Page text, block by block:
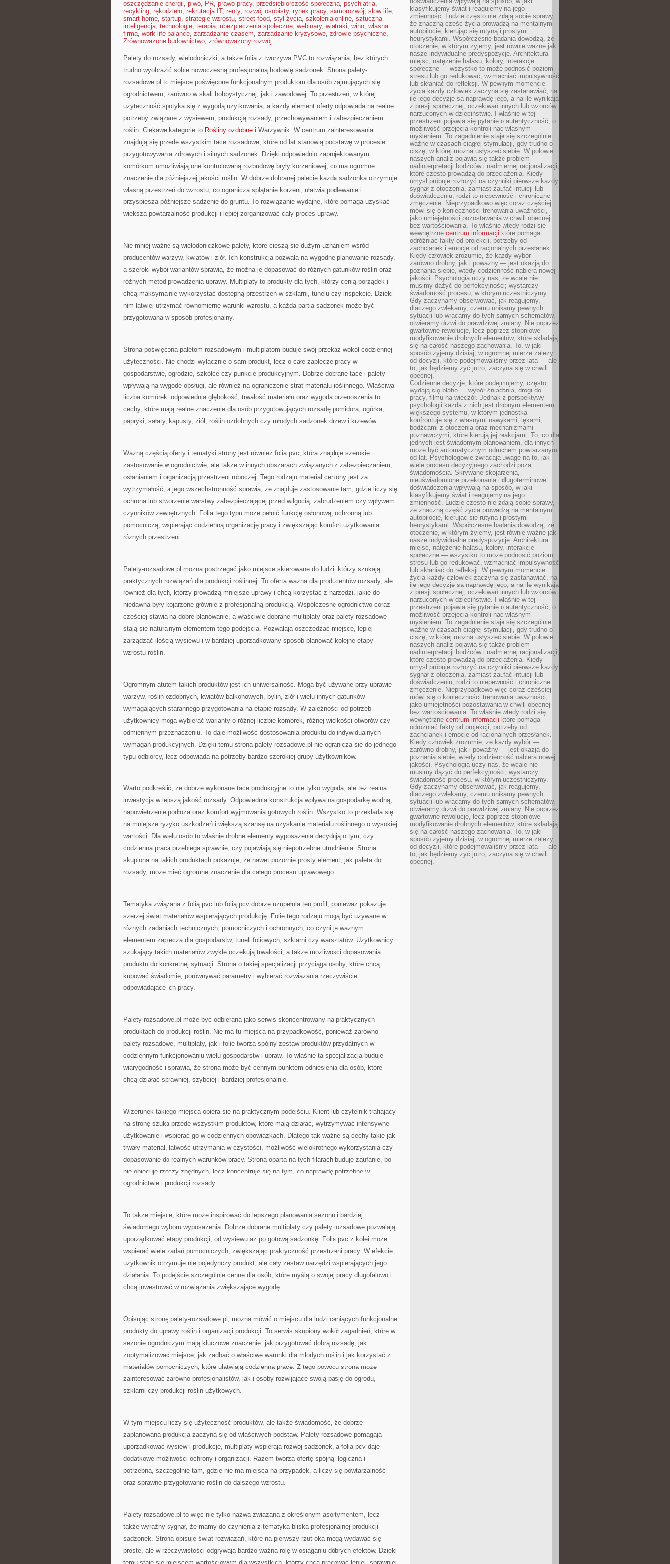
oszczędzanie energii, piwo, PR, prawo pracy, przedsiębiorczość społeczna, psychiatria,
recykling, rękodzieło, rekrutacja IT, renty, rozwój osobisty, rynek pracy, samorozwój, slow life,
smart home, startup, strategie wzrostu, street food, styl życia, szkolenia online, sztuczna
inteligencja, technologie, terapia, ubezpieczenia społeczne, webinary, wiatraki, wino, własna
firma, work-life balance, zarządzanie czasem, zarządzanie kryzysowe, zdrowie psychiczne,
Zrównoważone budownictwo, zrównoważony rozwój
Palety do rozsady, wielodoniczki, a także folia z tworzywa PVC to rozwiązania, bez których
trudno wyobrazić sobie nowoczesną profesjonalną hodowlę sadzonek. Strona palety-
rozsadowe.pl to miejsce poświęcone funkcjonalnym produktom dla osób zajmujących się
ogrodnictwem, zarówno w skali hobbystycznej, jak i zawodowej. To przestrzeń, w której
użyteczność spotyka się z wygodą użytkowania, a każdy element oferty odpowiada na realne
potrzeby związane z wysiewem, produkcją rozsady, przechowywaniem i zabezpieczaniem
roślin. Ciekawe kategorie to Rośliny ozdobne i Warzywnik. W centrum zainteresowania
znajdują się przede wszystkim tace rozsadowe, które od lat stanowią podstawę w procesie
przygotowywania zdrowych i silnych sadzonek. Dzięki odpowiednio zaprojektowanym
komórkom umożliwiają one kontrolowaną rozbudowę bryły korzeniowej, co ma ogromne
znaczenie dla późniejszej jakości roślin. W dobrze dobranej palecie każda sadzonka otrzymuje
własną przestrzeń do wzrostu, co ogranicza splątanie korzeni, ułatwia podlewanie i
przyspiesza późniejsze sadzenie do gruntu. To rozwiązanie wydajne, które pomaga uzyskać
większą powtarzalność produkcji i lepiej zorganizować cały proces uprawy.
Nie mniej ważne są wielodoniczkowe palety, które cieszą się dużym uznaniem wśród
producentów warzyw, kwiatów i ziół. Ich konstrukcja pozwala na wygodne planowanie rozsady,
a szeroki wybór wariantów sprawia, że można je dopasować do różnych gatunków roślin oraz
różnych metod prowadzenia uprawy. Multiplaty to produkty dla tych, którzy cenią porządek i
chcą maksymalnie wykorzystać dostępną przestrzeń w szklarni, tunelu czy inspekcie. Dzięki
nim łatwiej utrzymać równomierne warunki wzrostu, a każda partia sadzonek może być
przygotowana w sposób profesjonalny.
Strona poświęcona paletom rozsadowym i multiplatom buduje swój przekaz wokół codziennej
użyteczności. Nie chodzi wyłącznie o sam produkt, lecz o całe zaplecze pracy w
gospodarstwie, ogrodzie, szkółce czy punkcie produkcyjnym. Dobrze dobrane tace i palety
wpływają na wygodę obsługi, ale również na ograniczenie strat materiału roślinnego. Właściwa
liczba komórek, odpowiednia głębokość, trwałość materiału oraz wygoda przenoszenia to
cechy, które mają realne znaczenie dla osób przygotowujących rozsadę pomidora, ogórka,
papryki, sałaty, kapusty, ziół, roślin ozdobnych czy młodych sadzonek drzew i krzewów.
Ważną częścią oferty i tematyki strony jest również folia pvc, która znajduje szerokie
zastosowanie w ogrodnictwie, ale także w innych obszarach związanych z zabezpieczaniem,
osłanianiem i organizacją przestrzeni roboczej. Tego rodzaju materiał ceniony jest za
wytrzymałość, a jego wszechstronność sprawia, że znajduje zastosowanie tam, gdzie liczy się
ochrona lub stworzenie warstwy zabezpieczającej przed wilgocią, zabrudzeniem czy wpływem
czynników zewnętrznych. Folia tego typu może pełnić funkcję osłonową, ochronną lub
pomocniczą, wspierając codzienną organizację pracy i zwiększając komfort użytkowania
różnych przestrzeni.
Palety-rozsadowe.pl można postrzegać jako miejsce skierowane do ludzi, którzy szukają
praktycznych rozwiązań dla produkcji roślinnej. To oferta ważna dla producentów rozsady, ale
również dla tych, którzy prowadzą mniejsze uprawy i chcą korzystać z narzędzi, jakie do
niedawna były kojarzone głównie z profesjonalną produkcją. Współczesne ogrodnictwo coraz
częściej stawia na dobre planowanie, a właściwie dobrane multiplaty oraz palety rozsadowe
stają się naturalnym elementem tego podejścia. Pozwalają oszczędzać miejsce, lepiej
zarządzać ilością wysiewu i w bardziej uporządkowany sposób planować kolejne etapy
wzrostu roślin.
Ogromnym atutem takich produktów jest ich uniwersalność. Mogą być używane przy uprawie
warzyw, roślin ozdobnych, kwiatów balkonowych, bylin, ziół i wielu innych gatunków
wymagających starannego przygotowania na etapie rozsady. W zależności od potrzeb
użytkownicy mogą wybierać warianty o różnej liczbie komórek, różnej wielkości otworów czy
odmiennym przeznaczeniu. To daje możliwość dostosowania produktu do indywidualnych
wymagań produkcyjnych. Dzięki temu strona palety-rozsadowe.pl nie ogranicza się do jednego
typu odbiorcy, lecz odpowiada na potrzeby bardzo szerokiej grupy użytkowników.
Warto podkreślić, że dobrze wykonane tace produkcyjne to nie tylko wygoda, ale też realna
inwestycja w lepszą jakość rozsady. Odpowiednia konstrukcja wpływa na gospodarkę wodną,
napowietrzenie podłoża oraz komfort wyjmowania gotowych roślin. Wszystko to przekłada się
na mniejsze ryzyko uszkodzeń i większą szansę na uzyskanie materiału roślinnego o wysokiej
wartości. Dla wielu osób to właśnie drobne elementy wyposażenia decydują o tym, czy
codzienna praca przebiega sprawnie, czy pojawiają się niepotrzebne utrudnienia. Strona
skupiona na takich produktach pokazuje, że nawet pozornie prosty element, jak paleta do
rozsady, może mieć ogromne znaczenie dla całego procesu uprawowego.
Tematyka związana z folią pvc lub folią pcv dobrze uzupełnia ten profil, ponieważ pokazuje
szerzej świat materiałów wspierających produkcję. Folie tego rodzaju mogą być używane w
różnych zadaniach technicznych, pomocniczych i ochronnych, co czyni je ważnym
elementem zaplecza dla gospodarstw, tuneli foliowych, szklarni czy warsztatów. Użytkownicy
szukający takich materiałów zwykle oczekują trwałości, a także możliwości dopasowania
produktu do konkretnej sytuacji. Strona o takiej specjalizacji przyciąga osoby, które chcą
kupować świadomie, porównywać parametry i wybierać rozwiązania rzeczywiście
odpowiadające ich pracy.
Palety-rozsadowe.pl może być odbierana jako serwis skoncentrowany na praktycznych
produktach do produkcji roślin. Nie ma tu miejsca na przypadkowość, ponieważ zarówno
palety rozsadowe, multiplaty, jak i folie tworzą spójny zestaw produktów przydatnych w
codziennym funkcjonowaniu wielu gospodarstw i upraw. To właśnie ta specjalizacja buduje
wiarygodność i sprawia, że strona może być cennym punktem odniesienia dla osób, które
chcą działać sprawniej, szybciej i bardziej profesjonalnie.
Wizerunek takiego miejsca opiera się na praktycznym podejściu. Klient lub czytelnik trafiający
na stronę szuka przede wszystkim produktów, które mają działać, wytrzymywać intensywne
użytkowanie i wspierać go w codziennych obowiązkach. Dlatego tak ważne są cechy takie jak
trwały materiał, łatwość utrzymania w czystości, możliwość wielokrotnego wykorzystania czy
dopasowanie do realnych warunków pracy. Strona oparta na tych filarach buduje zaufanie, bo
nie obiecuje rzeczy zbędnych, lecz koncentruje się na tym, co naprawdę potrzebne w
ogrodnictwie i produkcji rozsady.
To także miejsce, które może inspirować do lepszego planowania sezonu i bardziej
świadomego wyboru wyposażenia. Dobrze dobrane multiplaty czy palety rozsadowe pozwalają
uporządkować etapy produkcji, od wysiewu aż po gotową sadzonkę. Folia pvc z kolei może
wspierać wiele zadań pomocniczych, zwiększając praktyczność przestrzeni pracy. W efekcie
użytkownik otrzymuje nie pojedynczy produkt, ale cały zestaw narzędzi wspierających jego
działania. To podejście szczególnie cenne dla osób, które myślą o swojej pracy długofalowo i
chcą inwestować w rozwiązania zwiększające wygodę.
Opisując stronę palety-rozsadowe.pl, można mówić o miejscu dla ludzi ceniących funkcjonalne
produkty do uprawy roślin i organizacji produkcji. To serwis skupiony wokół zagadnień, które w
sezonie ogrodniczym mają kluczowe znaczenie: jak przygotować dobrą rozsadę, jak
zoptymalizować miejsce, jak zadbać o właściwe warunki dla młodych roślin i jak korzystać z
materiałów pomocniczych, które ułatwiają codzienną pracę. Z tego powodu strona może
zainteresować zarówno profesjonalistów, jak i osoby rozwijające swoją pasję do ogrodu,
szklarni czy produkcji roślin użytkowych.
W tym miejscu liczy się użyteczność produktów, ale także świadomość, że dobrze
zaplanowana produkcja zaczyna się od właściwych podstaw. Palety rozsadowe pomagają
uporządkować wysiew i produkcję, multiplaty wspierają rozwój sadzonek, a folia pcv daje
dodatkowe możliwości ochrony i organizacji. Razem tworzą ofertę spójną, logiczną i
potrzebną, szczególnie tam, gdzie nie ma miejsca na przypadek, a liczy się powtarzalność
oraz sprawne przygotowanie roślin do dalszego wzrostu.
Palety-rozsadowe.pl to więc nie tylko nazwa związana z określonym asortymentem, lecz
także wyraźny sygnał, że mamy do czynienia z tematyką bliską profesjonalnej produkcji
sadzonek. Strona opisuje świat rozwiązań, które na pierwszy rzut oka mogą wydawać się
proste, ale w rzeczywistości odgrywają bardzo ważną rolę w osiąganiu dobrych efektów. Dzięki
temu staje się miejscem wartościowym dla wszystkich, którzy chcą pracować lepiej, sprawniej
klasyfikujemy świat i reagujemy na jego
zmienność. Ludzie często nie zdają sobie sprawy,
że znaczną część życia prowadzą na mentalnym
autopilocie, kierując się rutyną i prostymi
heurystykami. Współczesne badania dowodzą, że
otoczenie, w którym żyjemy, jest równie ważne jak
nasze indywidualne predyspozycje. Architektura
miejsc, natężenie hałasu, kolory, interakcje
społeczne — wszystko to może podnosić poziom
stresu lub go redukować, wzmacniać impulsywność
lub skłaniać do refleksji. W pewnym momencie
życia każdy człowiek zaczyna się zastanawiać, na
ile jego decyzje są naprawdę jego, a na ile wynikają
z presji społecznej, oczekiwań innych lub wzorców
narzuconych w dzieciństwie. I właśnie w tej
przestrzeni pojawia się pytanie o autentyczność, o
możliwość przejęcia kontroli nad własnym
myśleniem. To zagadnienie staje się szczególnie
ważne w czasach ciągłej stymulacji, gdy trudno o
ciszę, w której można usłyszeć siebie. W połowie
naszych analiz pojawia się także problem
nadinterpretacji bodźców i nadmiernej racjonalizacji,
które często prowadzą do przeciążenia. Kiedy
umysł próbuje rozłożyć na czynniki pierwsze każdy
sygnał z otoczenia, zamiast zaufać intuicji lub
doświadczeniu, rodzi to niepewność i chroniczne
zmęczenie. Nieprzypadkowo więc coraz częściej
mówi się o konieczności trenowania uważności,
jako umiejętności pozostawania w chwili obecnej
bez wartościowania. To właśnie wtedy rodzi się
wewnętrzne centrum informacji które pomaga
odróżniać fakty od projekcji, potrzeby od
zachcianek i emocje od racjonalnych przesłanek.
Kiedy człowiek zrozumie, że każdy wybór —
zarówno drobny, jak i poważny — jest okazją do
poznania siebie, wtedy codzienność nabiera nowej
jakości. Psychologia uczy nas, że wcale nie
musimy dążyć do perfekcyjności; wystarczy
świadomość procesu, w którym uczestniczymy.
Gdy zaczynamy obserwować, jak reagujemy,
dlaczego zwlekamy, czemu unikamy pewnych
sytuacji lub wracamy do tych samych schematów,
otwieramy drzwi do prawdziwej zmiany. Nie poprzez
gwałtowne rewolucje, lecz poprzez stopniowe
modyfikowanie drobnych elementów, które składają
się na całość naszego zachowania. To, w jaki
sposób żyjemy dzisiaj, w ogromnej mierze zależy
od decyzji, które podejmowaliśmy przez lata — ale
to, jak będziemy żyć jutro, zaczyna się w chwili
obecnej.
Codzienne decyzje, które podejmujemy, często
wydają się błahe — wybór śniadania, drogi do
pracy, filmu na wieczór. Jednak z perspektywy
psychologii każda z nich jest drobnym elementem
większego systemu, w którym jednostka
konfrontuje się z własnymi nawykami, lękami,
bodźcami z otoczenia oraz mechanizmami
poznawczymi, które kierują jej reakcjami. To, co dla
jednych jest świadomym planowaniem, dla innych
może być automatycznym odruchem powtarzanym
od lat. Psychologowie zwracają uwagę na to, jak
wiele procesu decyzyjnego zachodzi poza
świadomością. Skrywane skojarzenia,
nieuświadomione przekonania i długoterminowe
doświadczenia wpływają na sposób, w jaki
klasyfikujemy świat i reagujemy na jego
zmienność. Ludzie często nie zdają sobie sprawy,
że znaczną część życia prowadzą na mentalnym
autopilocie, kierując się rutyną i prostymi
heurystykami. Współczesne badania dowodzą, że
otoczenie, w którym żyjemy, jest równie ważne jak
nasze indywidualne predyspozycje. Architektura
miejsc, natężenie hałasu, kolory, interakcje
społeczne — wszystko to może podnosić poziom
stresu lub go redukować, wzmacniać impulsywność
lub skłaniać do refleksji. W pewnym momencie
życia każdy człowiek zaczyna się zastanawiać, na
ile jego decyzje są naprawdę jego, a na ile wynikają
z presji społecznej, oczekiwań innych lub wzorców
narzuconych w dzieciństwie. I właśnie w tej
przestrzeni pojawia się pytanie o autentyczność, o
możliwość przejęcia kontroli nad własnym
myśleniem. To zagadnienie staje się szczególnie
ważne w czasach ciągłej stymulacji, gdy trudno o
ciszę, w której można usłyszeć siebie. W połowie
naszych analiz pojawia się także problem
nadinterpretacji bodźców i nadmiernej racjonalizacji,
które często prowadzą do przeciążenia. Kiedy
umysł próbuje rozłożyć na czynniki pierwsze każdy
sygnał z otoczenia, zamiast zaufać intuicji lub
doświadczeniu, rodzi to niepewność i chroniczne
zmęczenie. Nieprzypadkowo więc coraz częściej
mówi się o konieczności trenowania uważności,
jako umiejętności pozostawania w chwili obecnej
bez wartościowania. To właśnie wtedy rodzi się
wewnętrzne centrum informacji które pomaga
odróżniać fakty od projekcji, potrzeby od
zachcianek i emocje od racjonalnych przesłanek.
Kiedy człowiek zrozumie, że każdy wybór —
zarówno drobny, jak i poważny — jest okazją do
poznania siebie, wtedy codzienność nabiera nowej
jakości. Psychologia uczy nas, że wcale nie
musimy dążyć do perfekcyjności; wystarczy
świadomość procesu, w którym uczestniczymy.
Gdy zaczynamy obserwować, jak reagujemy,
dlaczego zwlekamy, czemu unikamy pewnych
sytuacji lub wracamy do tych samych schematów,
otwieramy drzwi do prawdziwej zmiany. Nie poprzez
gwałtowne rewolucje, lecz poprzez stopniowe
modyfikowanie drobnych elementów, które składają
się na całość naszego zachowania. To, w jaki
sposób żyjemy dzisiaj, w ogromnej mierze zależy
od decyzji, które podejmowaliśmy przez lata — ale
to, jak będziemy żyć jutro, zaczyna się w chwili
obecnej.